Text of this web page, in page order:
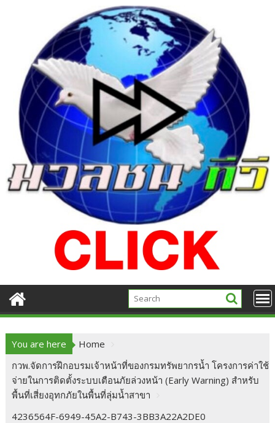
You are here
Home
กวพ.จัดการฝึกอบรมเจ้าหน้าที่ของกรมทรัพยากรน้ำ โครงการค่าใช้
จ่ายในการติดตั้งระบบเตือนภัยล่วงหน้า (Early Warning) สำหรับ
พื้นที่เสี่ยงอุทกภัยในพื้นที่ลุ่มน้ำสาขา
4236564F-6949-45A2-B743-3BB3A22A2DE0